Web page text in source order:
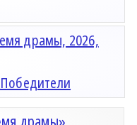
драмы, 2026,
Победители